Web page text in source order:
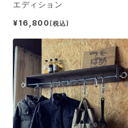
エディション
¥16,800(税込)